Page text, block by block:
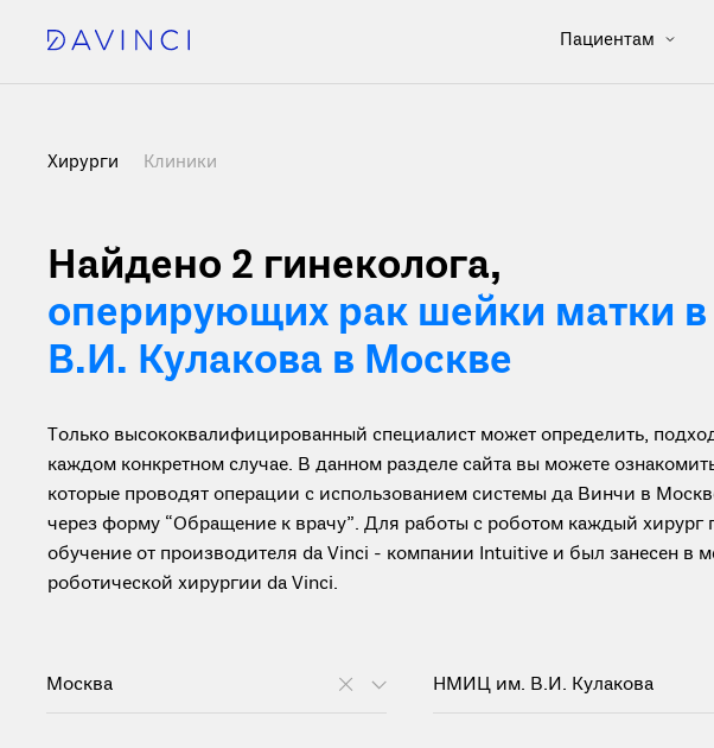
Пациентам
Хирурги Клиники
Найдено 2 гинеколога,
оперирующих рак шейки матки
В.И. Кулакова в Москве
Только высококвалифицированный специалист может определить,
каждом конкретном случае. В данном разделе сайта вы можете
которые проводят операции с использованием системы да Винчи в
через форму “Обращение к врачу”. Для работы с роботом каждый
обучение от производителя da Vinci - компании Intuitive и был занесен в
роботической хирургии da Vinci.
Москва НМИЦ им. В.И. Кулакова